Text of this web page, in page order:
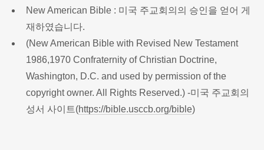
New American Bible : 미국 주교회의의 승인을 얻어 게
재하였습니다.
(New American Bible with Revised New Testament
1986,1970 Confraternity of Christian Doctrine,
Washington, D.C. and used by permission of the
copyright owner. All Rights Reserved.) -미국 주교회의
성서 사이트(https://bible.usccb.org/bible)